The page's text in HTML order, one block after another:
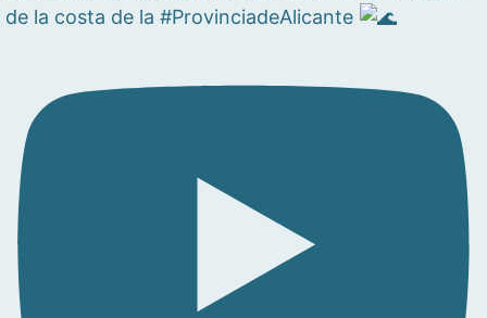
de la costa de la #ProvinciadeAlicante